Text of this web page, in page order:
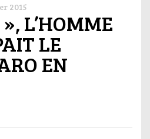
2015
L’HOMME
LE
EN